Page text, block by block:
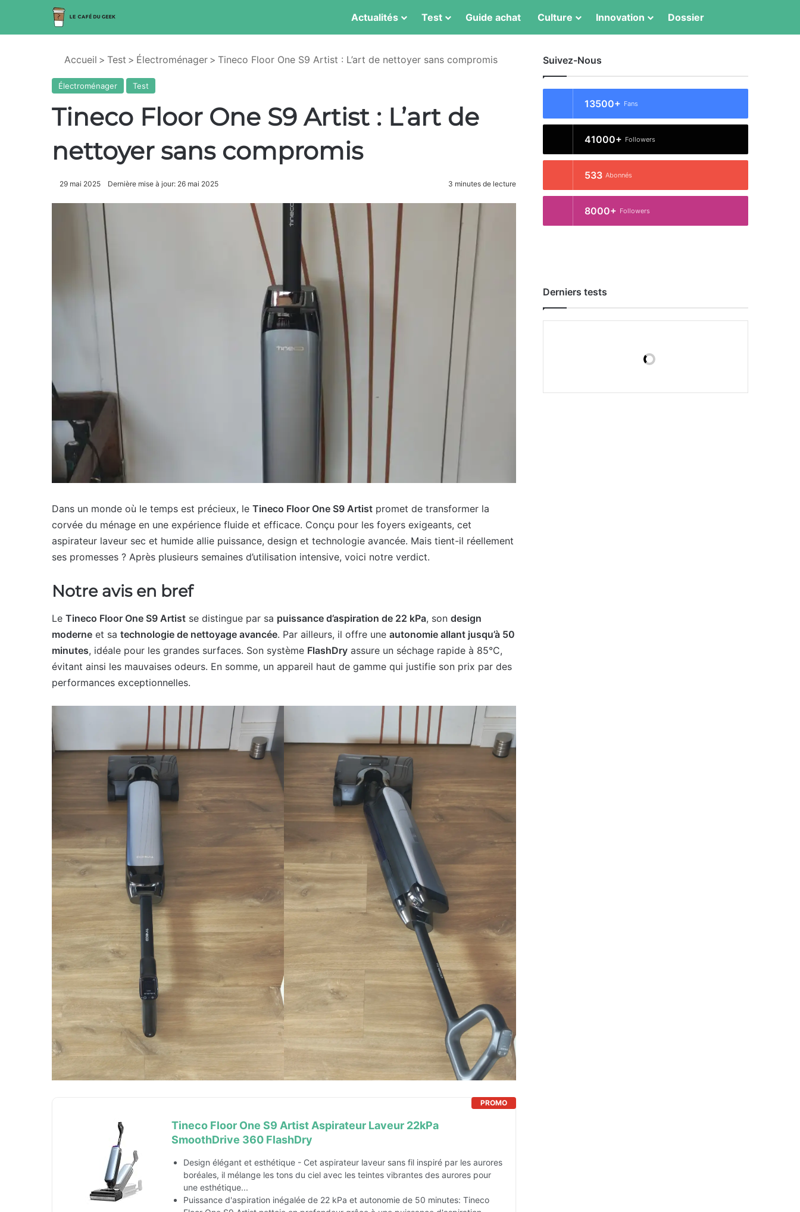
Actualités Test Guide achat Culture Innovation Dossier
Accueil > Test > Électroménager > Tineco Floor One S9 Artist : L’art de nettoyer sans compromis
Électroménager Test
Tineco Floor One S9 Artist : L’art de
nettoyer sans compromis
29 mai 2025 Dernière mise à jour: 26 mai 2025 3 minutes de lecture
Dans un monde où le temps est précieux, le Tineco Floor One S9 Artist promet de transformer la
corvée du ménage en une expérience fluide et efficace. Conçu pour les foyers exigeants, cet
aspirateur laveur sec et humide allie puissance, design et technologie avancée. Mais tient-il réellement
ses promesses ? Après plusieurs semaines d’utilisation intensive, voici notre verdict.
Notre avis en bref
Le Tineco Floor One S9 Artist se distingue par sa puissance d’aspiration de 22 kPa, son design
moderne et sa technologie de nettoyage avancée. Par ailleurs, il offre une autonomie allant jusqu’à 50
minutes, idéale pour les grandes surfaces. Son système FlashDry assure un séchage rapide à 85°C,
évitant ainsi les mauvaises odeurs. En somme, un appareil haut de gamme qui justifie son prix par des
performances exceptionnelles.
PROMO
Tineco Floor One S9 Artist Aspirateur Laveur 22kPa
SmoothDrive 360 FlashDry
Design élégant et esthétique - Cet aspirateur laveur sans fil inspiré par les aurores
boréales, il mélange les tons du ciel avec les teintes vibrantes des aurores pour
une esthétique...
Puissance d'aspiration inégalée de 22 kPa et autonomie de 50 minutes: Tineco
Suivez-Nous
13500+ Fans
41000+ Followers
533 Abonnés
8000+ Followers
Derniers tests